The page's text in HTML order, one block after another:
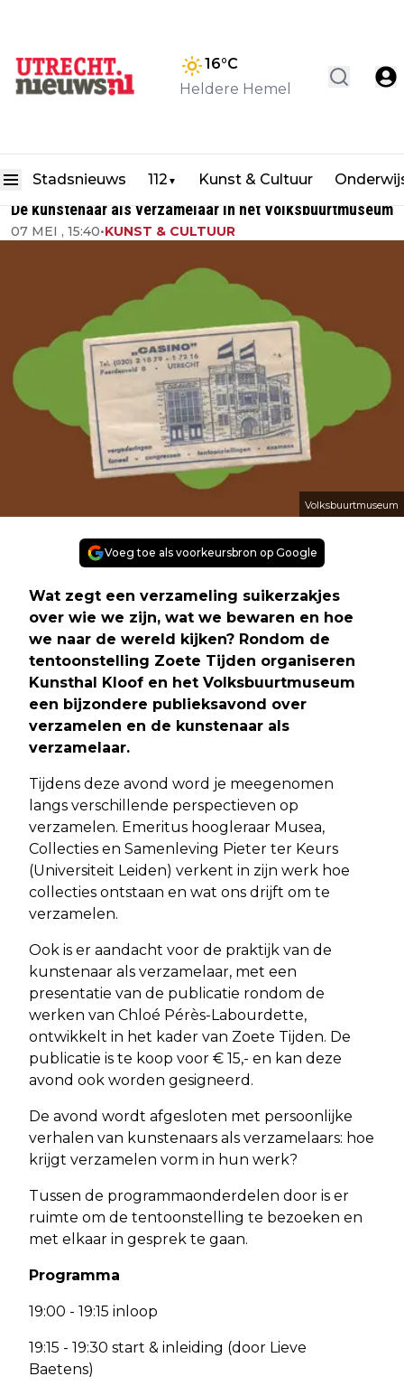
16°C
Heldere Hemel
Stadsnieuws 112 ▼ Kunst & Cultuur
De kunstenaar als verzamelaar in het Volksbuurtmuseum
07 MEI , 15:40•KUNST & CULTUUR
Volksbuurtmuseum
Voeg toe als voorkeursbron op Google
Wat zegt een verzameling suikerzakjes
over wie we zijn, wat we bewaren en hoe
we naar de wereld kijken? Rondom de
tentoonstelling Zoete Tijden organiseren
Kunsthal Kloof en het Volksbuurtmuseum
een bijzondere publieksavond over
verzamelen en de kunstenaar als
verzamelaar.
Tijdens deze avond word je meegenomen
langs verschillende perspectieven op
verzamelen. Emeritus hoogleraar Musea,
Collecties en Samenleving Pieter ter Keurs
(Universiteit Leiden) verkent in zijn werk hoe
collecties ontstaan en wat ons drijft om te
verzamelen.
Ook is er aandacht voor de praktijk van de
kunstenaar als verzamelaar, met een
presentatie van de publicatie rondom de
werken van Chloé Pérès-Labourdette,
ontwikkelt in het kader van Zoete Tijden. De
publicatie is te koop voor € 15,- en kan deze
avond ook worden gesigneerd.
De avond wordt afgesloten met persoonlijke
verhalen van kunstenaars als verzamelaars: hoe
krijgt verzamelen vorm in hun werk?
Tussen de programmaonderdelen door is er
ruimte om de tentoonstelling te bezoeken en
met elkaar in gesprek te gaan.
Programma
19:00 - 19:15 inloop
19:15 - 19:30 start & inleiding (door Lieve
Baetens)